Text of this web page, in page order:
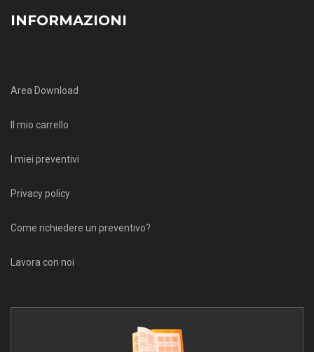
INFORMAZIONI
Area Download
Il mio carrello
I miei preventivi
Privacy policy
Come richiedere un preventivo?
Lavora con noi